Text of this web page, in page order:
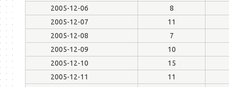
2005-12-06
8
2005-12-07
11
2005-12-08
7
2005-12-09
10
2005-12-10
15
2005-12-11
11